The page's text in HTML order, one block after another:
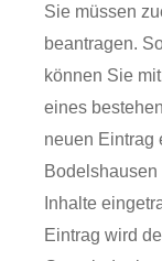
Sie müssen
beantragen.
können Sie
eines
neuen Eintrag
Inhalte
Eintrag wird